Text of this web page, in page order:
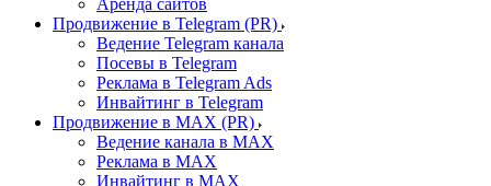
Аренда сайтов
Продвижение в Telegram (PR)
Ведение Telegram канала
Посевы в Telegram
Реклама в Telegram Ads
Инвайтинг в Telegram
Продвижение в MAX (PR)
Ведение канала в MAX
Реклама в MAX
Инвайтинг в MAX